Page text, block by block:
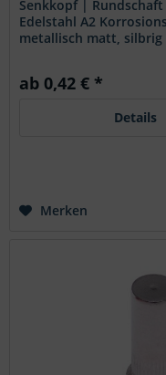
Senkkopf |
Edelstahl A2
metallisch matt, silbrig
gerändeltem
nicht möglich ist.
ab 0,42 € *
Details
Merken